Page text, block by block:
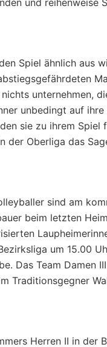
Spiel ähnlich aus
unternehmen,
unbedingt auf
sie zu ihrem Spiel
der Oberliga das
sind am
beim letzten
um 15.00
Das Team Damen
Traditionsgegner
Herren II in der